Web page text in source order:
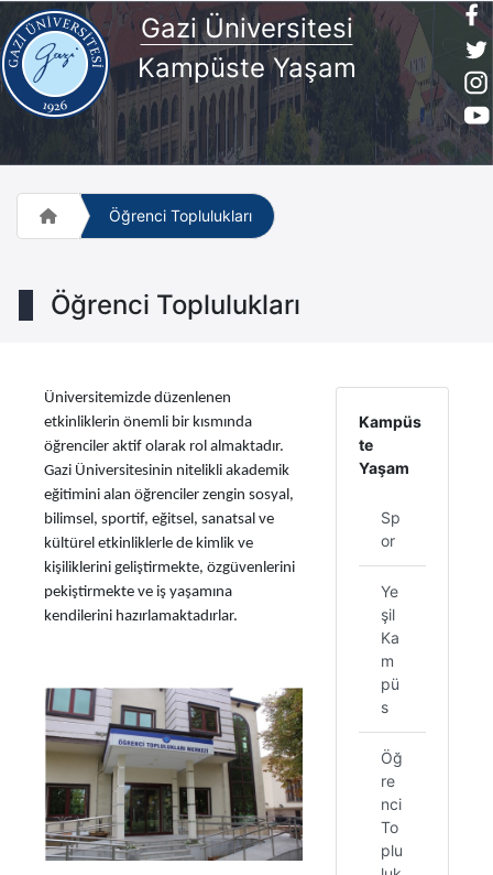
Gazi Üniversitesi
Kampüste Yaşam
Öğrenci Toplulukları
Öğrenci Toplulukları
Üniversitemizde düzenlenen
etkinliklerin önemli bir kısmında
öğrenciler aktif olarak rol almaktadır.
Gazi Üniversitesinin nitelikli akademik
eğitimini alan öğrenciler zengin sosyal,
bilimsel, sportif, eğitsel, sanatsal ve
kültürel etkinliklerle de kimlik ve
kişiliklerini geliştirmekte, özgüvenlerini
pekiştirmekte ve iş yaşamına
kendilerini hazırlamaktadırlar.
Kampüs
te
Yaşam
Sp
or
Ye
şil
Ka
m
pü
s
Öğ
re
nci
To
plu